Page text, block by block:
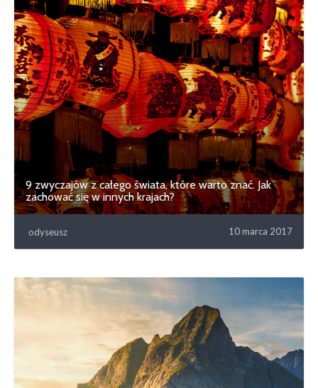
9 zwyczajów z całego świata, które warto znać. Jak
zachować się w innych krajach?
odyseusz 10 marca 2017